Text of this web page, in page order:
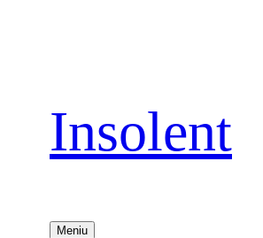
Insolent
Meniu